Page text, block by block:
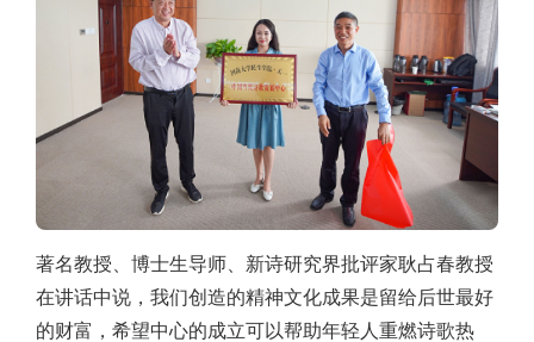
著名教授、博士生导师、新诗研究界批评家耿占春教授
在讲话中说，我们创造的精神文化成果是留给后世最好
的财富，希望中心的成立可以帮助年轻人重燃诗歌热